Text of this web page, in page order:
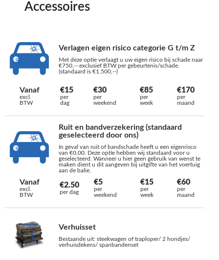
Accessoires
Verlagen eigen risico categorie G t/m Z
Met deze optie verlaagt u uw eigen risico bij schade naar
€750,-- exclusief BTW per gebeurtenis/schade.
(standaard is €1.500,--)
Vanaf
excl.
BTW
€15
per
dag
€30
per
weekend
€85
per
week
€170
per
maand
Ruit en bandverzekering (standaard
geselecteerd door ons)
In geval van ruit of bandschade heeft u een eigenrisco
van €0,00. Deze optie hebben wij standaard voor u
geselecteerd. Wanneer u hier geen gebruik van wenst te
maken dient u dit aangeven bij uitgifte van het voertuig
aan de balie.
Vanaf
excl.
BTW
€2.50
per dag
€5
per
weekend
€15
per
week
€60
per
maand
Verhuisset
Bestaande uit: steekwagen of traploper/ 2 hondjes/
verhuisdekens/ spanbandenset